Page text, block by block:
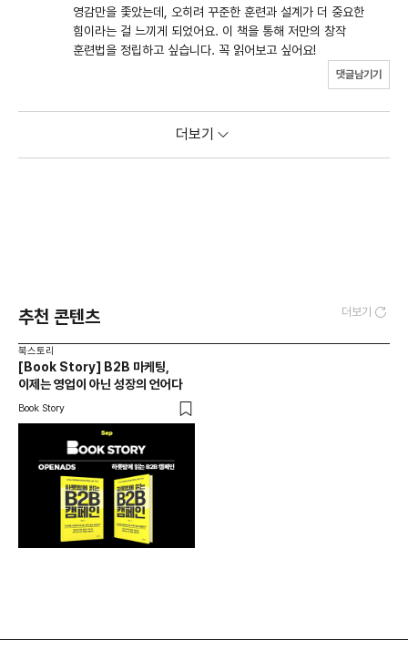
영감만을 좇았는데, 오히려 꾸준한 훈련과 설계가 더 중요한
힘이라는 걸 느끼게 되었어요. 이 책을 통해 저만의 창작
훈련법을 정립하고 싶습니다. 꼭 읽어보고 싶어요!
댓글남기기
더보기
추천 콘텐츠 더보기
북스토리
[Book Story] B2B 마케팅,
이제는 영업이 아닌 성장의 언어다
Book Story